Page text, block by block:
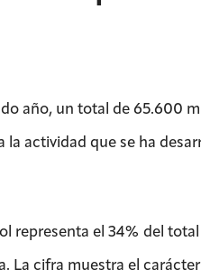
año, un total de 65.600
actividad que se ha
representa el 34% del
La cifra muestra el